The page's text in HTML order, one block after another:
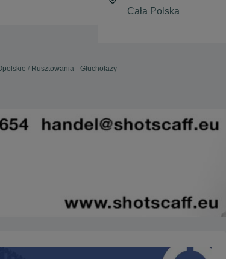
Rusztowania - Głuchołazy